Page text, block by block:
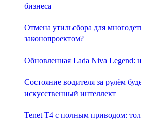
бизнеса
Отмена утильсбора для
законопроектом?
Обновленная Lada Niva
Состояние водителя за рулём
искусственный интеллект
Tenet T4 с полным приводом: